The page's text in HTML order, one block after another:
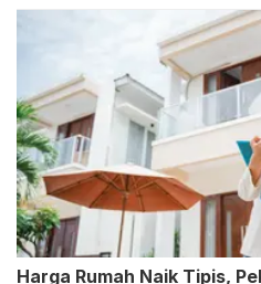
Harga Rumah Naik Tipis,